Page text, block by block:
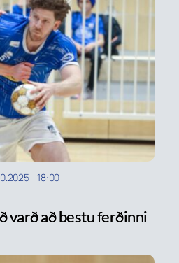
-18:00
varð að bestu ferðinni